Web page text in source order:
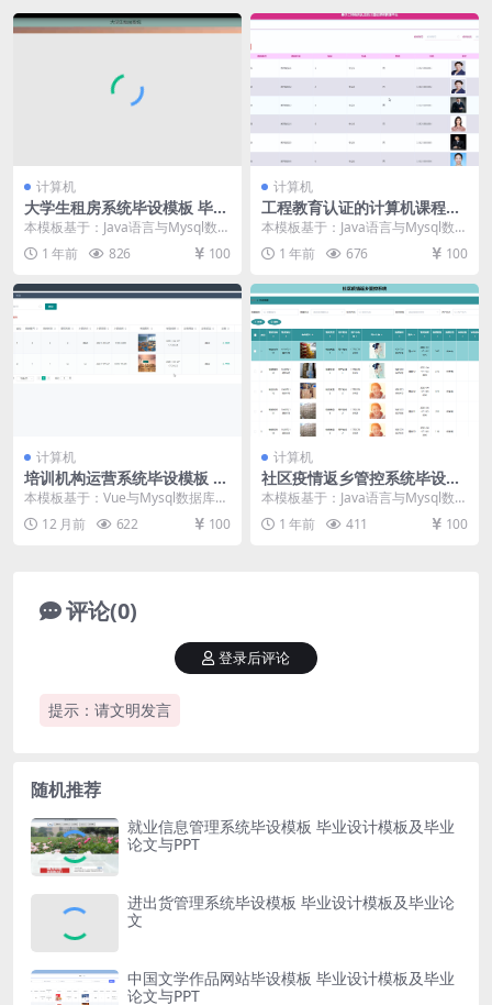
计算机
大学生租房系统毕设模板 毕业
设计模板及毕业论文与PPT
本模板基于：Java语言与Mysql数据
库开发 系统详细设计 系统功能模块
大学...1 年前 826 100
计算机
工程教育认证的计算机课程管
理平台毕设模板 毕业设计模板
及毕业论文
本模板基于：Java语言与Mysql数据
库开发 系统详细实现 管理员模块的
实现 ...
1 年前 676 100
计算机
培训机构运营系统毕设模板 毕
业设计模板及毕业论文
本模板基于：Vue与Mysql数据库开
发 系统详细实现 管理员模块的实现
考勤管...
12 月前 622 100
计算机
社区疫情返乡管控系统毕设模
板 毕业设计模板及毕业论文
本模板基于：Java语言与Mysql数据
库开发 系统功能实现 编程人员在搭
建的开...
1 年前 411 100
评论(0)
提示：请文明发言
登录后评论
随机推荐
就业信息管理系统毕设模板 毕业设计模板及毕业
论文与PPT
进出货管理系统毕设模板 毕业设计模板及毕业论
文
中国文学作品网站毕设模板 毕业设计模板及毕业
论文与PPT